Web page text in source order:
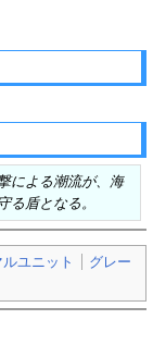
による潮流が、海
る盾となる。
ルユニット
グレー